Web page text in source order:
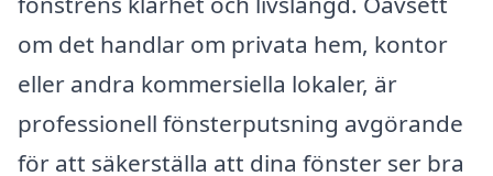
om det handlar om privata hem, kontor
eller andra kommersiella lokaler, är
professionell fönsterputsning avgörande
för att säkerställa att dina fönster ser bra